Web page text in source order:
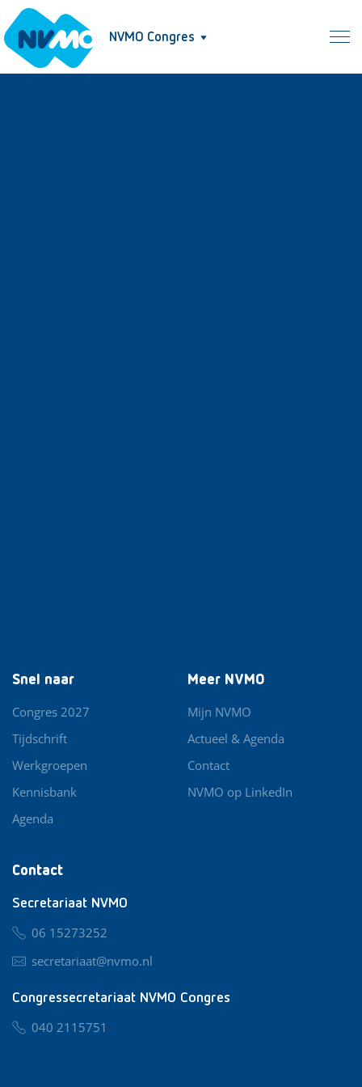
NVMO Congres
Contact
Secretariaat NVMO
06 15273252
secretariaat@nvmo.nl
Congressecretariaat NVMO Congres
040 2115751
Snel naar
Congres 2027
Tijdschrift
Werkgroepen
Kennisbank
Agenda
Meer NVMO
Mijn NVMO
Actueel & Agenda
Contact
NVMO op LinkedIn